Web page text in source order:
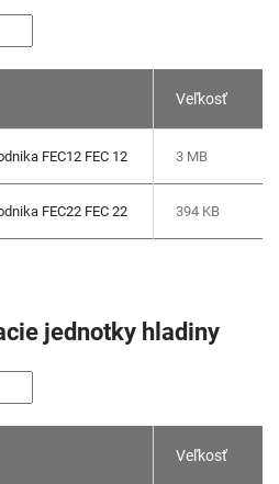
Veľkosť
FEC12 FEC 12 3 MB
FEC22 FEC 22 394 KB
jednotky hladiny
Veľkosť